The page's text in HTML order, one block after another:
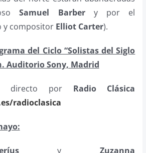
Samuel Barbery por el
y compositor Elliot Carter).
del Ciclo “Solistas del Siglo
Auditorio Sony, Madrid
directo por Radio Clásica
radioclasica
yZuzanna